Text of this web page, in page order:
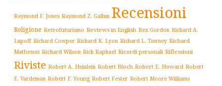
Raymond F. Jones Raymond Z. Gallun Recensioni
Religione Retrofuturismo Reviews in English Rex Gordon Richard A.
Lupoff Richard Cowper Richard K. Lyon Richard L. Tierney Richard
Matheson Richard Wilson Rick Raphael Ricordi personali Riflessioni
Riviste Robert A. Heinlein Robert Bloch Robert E. Howard Robert
E. Vardeman Robert F. Young Robert Fester Robert Moore Williams